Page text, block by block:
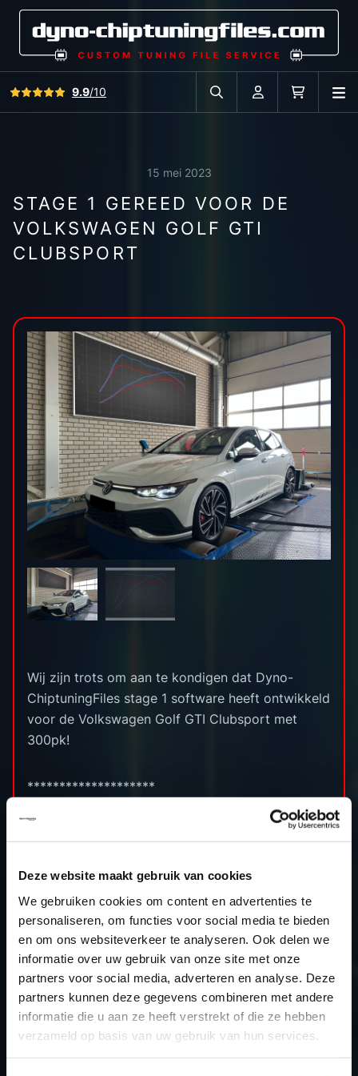
Deze website maakt gebruik van cookies
We gebruiken cookies om content en advertenties te
personaliseren, om functies voor social media te bieden
en om ons websiteverkeer te analyseren. Ook delen we
informatie over uw gebruik van onze site met onze
partners voor social media, adverteren en analyse. Deze
partners kunnen deze gegevens combineren met andere
informatie die u aan ze heeft verstrekt of die ze hebben
verzameld op basis van uw gebruik van hun services.
Bekijk alle reviews
9.9/10
Zoek in autodatabase
Account
15 mei 2023
STAGE 1 GEREED VOOR DE
VOLKSWAGEN GOLF GTI
CLUBSPORT
Wij zijn trots om aan te kondigen dat Dyno-
ChiptuningFiles stage 1 software heeft ontwikkeld
voor de Volkswagen Golf GTI Clubsport met
300pk!
********************
Compressieverhouding: 9.6 (:1)
Standaard vermogen: 300pk
Stage 1 vermogen: 385pk
Standaard koppel: 400nm
Stage 1 koppel: 510nm
ECU: Simos 19.6